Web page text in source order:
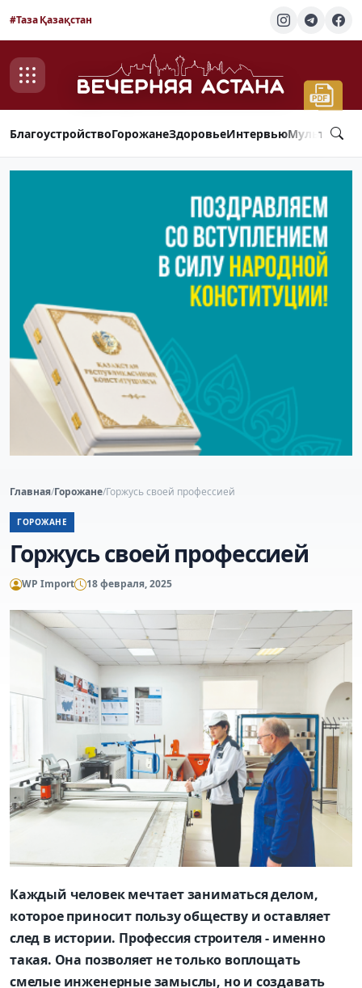
#Таза Қазақстан
БлагоустройствоГорожанеЗдоровьеИнтервью
Главная/Горожане/Горжусь своей профессией
ГОРОЖАНЕ
Горжусь своей профессией
WP Import 18 февраля, 2025
Каждый человек мечтает заниматься делом,
которое приносит пользу обществу и оставляет
след в истории. Профессия строителя - именно
такая. Она позволяет не только воплощать
смелые инженерные замыслы, но и создавать